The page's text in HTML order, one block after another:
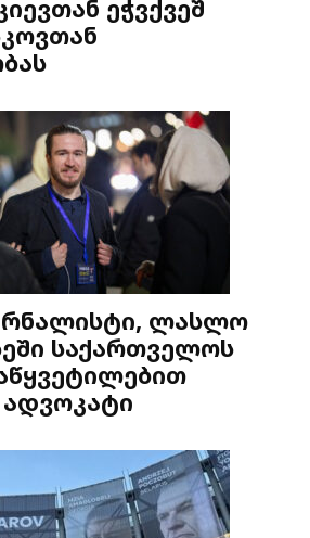
ეჭვქვეშ
ლასლო
საქართველოს